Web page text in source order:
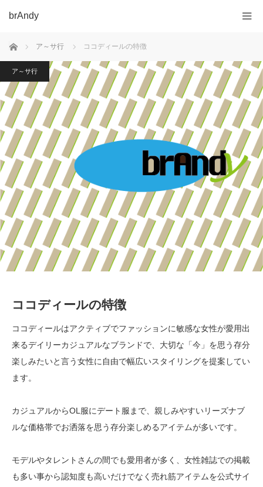
brAndy
ホーム ア～サ行 ココディールの特徴
ア～サ行
ココディールの特徴
ココディールはアクティブでファッションに敏感な女性が愛用出
来るデイリーカジュアルなブランドで、大切な「今」を思う存分
楽しみたいと言う女性に自由で幅広いスタイリングを提案してい
ます。
カジュアルからOL服にデート服まで、親しみやすいリーズナブ
ルな価格帯でお洒落を思う存分楽しめるアイテムが多いです。
モデルやタレントさんの間でも愛用者が多く、女性雑誌での掲載
も多い事から認知度も高いだけでなく売れ筋アイテムを公式サイ